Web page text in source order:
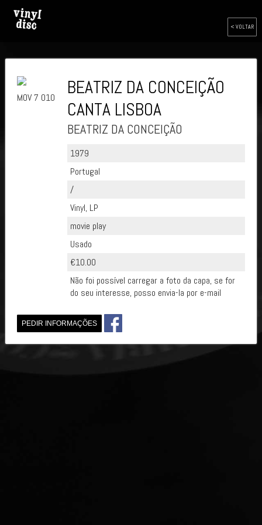
< VOLTAR
MOV 7 010
BEATRIZ DA CONCEIÇÃO
CANTA LISBOA
BEATRIZ DA CONCEIÇÃO
1979
Portugal
/
Vinyl, LP
movie play
Usado
€10.00
Não foi possível carregar a foto da capa, se for
do seu interesse, posso envia-la por e-mail
PEDIR INFORMAÇÕES